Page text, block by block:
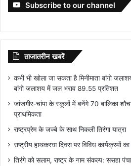
Subscribe to our channel
ताजातरीन खबरें
कभी भी खोला जा सकता है मिनीमाता बांगो
बांगो जलाशय में जल भराव 89.55 प्रतिशत
जांजगीर-चांपा के स्कूलों में बनेंगे 70 बालिका
प्राथमिकता
राष्ट्रप्रेम के जज्बे के साथ निकली तिरंगा यात्रा
राष्ट्रीय हाथकरघा दिवस पर विविध कार्यक्रमों
तिरंगे को सलाम, राष्ट्र के नाम संकल्प: ससहा